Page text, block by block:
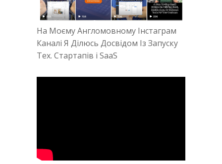
На Моєму Англомовному Інстаграм
Каналі Я Ділюсь Досвідом Із Запуску
Тех. Стартапів і SaaS